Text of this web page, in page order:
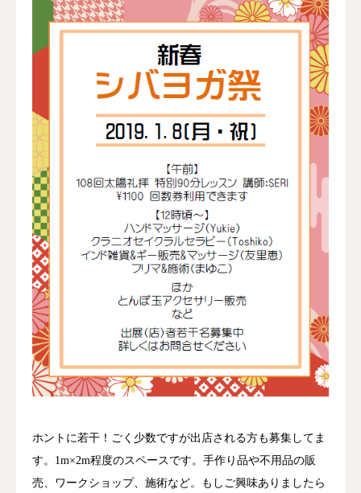
ホントに若干！ごく少数ですが出店される方も募集してま
す。1m×2m程度のスペースです。手作り品や不用品の販
売、ワークショップ、施術など。もしご興味ありましたら